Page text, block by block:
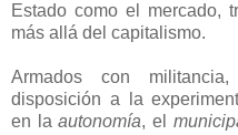
Estado como el mercado,
más allá del capitalismo.
Armados con
disposición a la
en laautonomía, el